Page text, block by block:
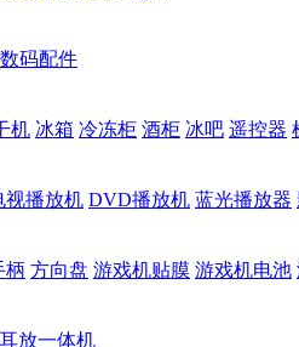
数码配件
机 冰箱 冷冻柜 酒柜 冰吧 遥控器
视播放机 DVD播放机 蓝光播放器
柄 方向盘 游戏机贴膜 游戏机电池
放一体机